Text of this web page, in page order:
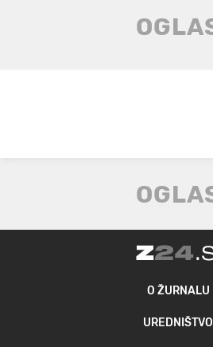
O ŽURNALU
UREDNIŠTVO